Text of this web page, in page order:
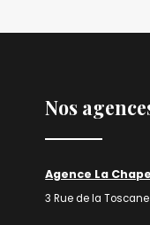
Nos
Agence La
3 Rue de la